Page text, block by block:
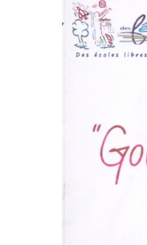
Voir
l'image
agrandie